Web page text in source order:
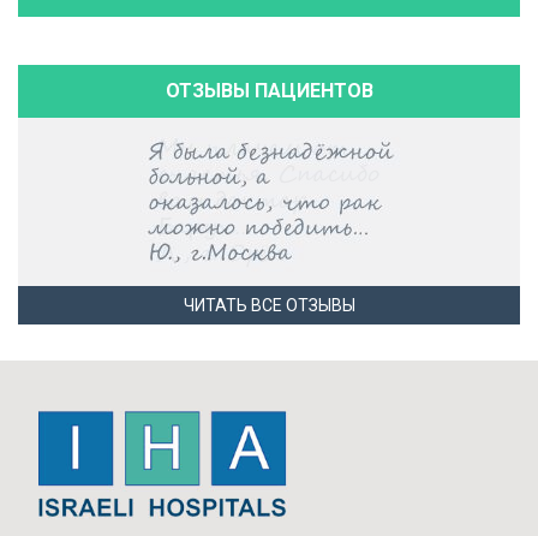
ОТЗЫВЫ ПАЦИЕНТОВ
ЧИТАТЬ ВСЕ ОТЗЫВЫ